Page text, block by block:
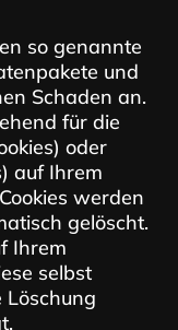
so genannte
und
Schaden an.
für die
oder
auf Ihrem
werden
gelöscht.
Ihrem
selbst
Löschung